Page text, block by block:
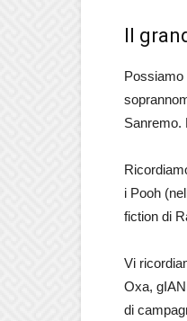
Il
Possiamo
Sanremo.
i Pooh
fiction di
Vi
Oxa,
di